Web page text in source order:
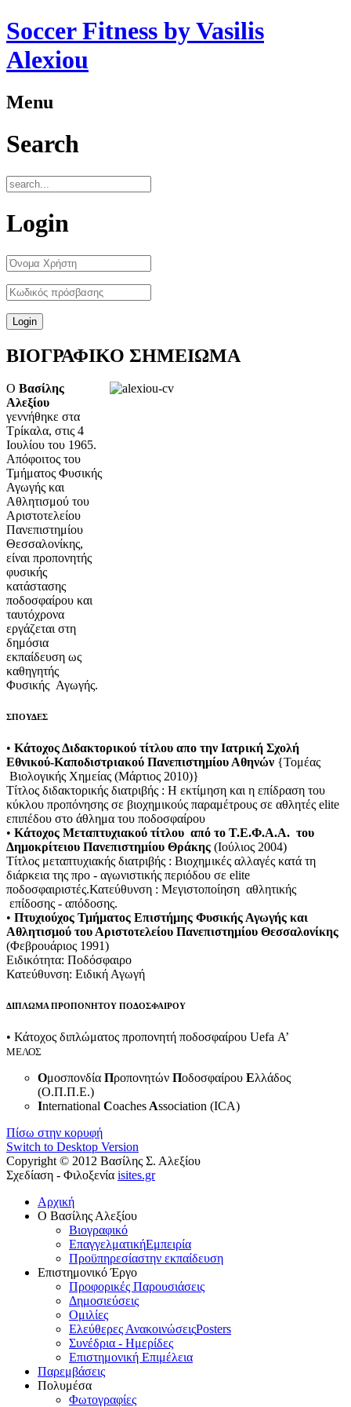
Soccer Fitness by Vasilis
Alexiou
Menu
Search
Login
ΒΙΟΓΡΑΦΙΚΟ ΣΗΜΕΙΩΜΑ
Ο Βασίλης
Αλεξίου
γεννήθηκε στα
Τρίκαλα, στις 4
Ιουλίου του 1965.
Απόφοιτος του
Τμήματος Φυσικής
Αγωγής και
Αθλητισμού του
Αριστοτελείου
Πανεπιστημίου
Θεσσαλονίκης,
είναι προπονητής
φυσικής
κατάστασης
ποδοσφαίρου και
ταυτόχρονα
εργάζεται στη
δημόσια
εκπαίδευση ως
καθηγητής
Φυσικής Αγωγής.
ΣΠΟΥΔΕΣ
• Κάτοχος Διδακτορικού τίτλου απο την Ιατρική Σχολή
Εθνικού-Καποδιστριακού Πανεπιστημίου Αθηνών {Τομέας
Βιολογικής Χημείας (Μάρτιος 2010)}
Τίτλος διδακτορικής διατριβής : Η εκτίμηση και η επίδραση του
κύκλου προπόνησης σε βιοχημικούς παραμέτρους σε αθλητές elite
επιπέδου στο άθλημα του ποδοσφαίρου
• Κάτοχος Μεταπτυχιακού τίτλου από το Τ.Ε.Φ.Α.Α. του
Δημοκρίτειου Πανεπιστημίου Θράκης (Ιούλιος 2004)
Τίτλος μεταπτυχιακής διατριβής : Βιοχημικές αλλαγές κατά τη
διάρκεια της προ - αγωνιστικής περιόδου σε elite
ποδοσφαιριστές.Κατεύθυνση : Μεγιστοποίηση αθλητικής
επίδοσης - απόδοσης.
• Πτυχιούχος Τμήματος Επιστήμης Φυσικής Αγωγής και
Αθλητισμού του Αριστοτελείου Πανεπιστημίου Θεσσαλονίκης
(Φεβρουάριος 1991)
Ειδικότητα: Ποδόσφαιρο
Κατεύθυνση: Ειδική Αγωγή
ΔΙΠΛΩΜΑ ΠΡΟΠΟΝΗΤΟΥ ΠΟΔΟΣΦΑΙΡΟΥ
• Κάτοχος διπλώματος προπονητή ποδοσφαίρου Uefa Α’
ΜΕΛΟΣ
Ομοσπονδία Προπονητών Ποδοσφαίρου Ελλάδος
(Ο.Π.Π.Ε.)
International Coaches Association (ICA)
Πίσω στην κορυφή
Switch to Desktop Version
Copyright © 2012 Βασίλης Σ. Αλεξίου
Σχεδίαση - Φιλοξενία isites.gr
Αρχική
Ο Βασίλης Αλεξίου
Βιογραφικό
ΕπαγγελματικήΕμπειρία
Προϋπηρεσίαστην εκπαίδευση
Επιστημονικό Έργο
Προφορικές Παρουσιάσεις
Δημοσιεύσεις
Ομιλίες
Ελεύθερες ΑνακοινώσειςPosters
Συνέδρια - Ημερίδες
Επιστημονική Επιμέλεια
Παρεμβάσεις
Πολυμέσα
Φωτογραφίες